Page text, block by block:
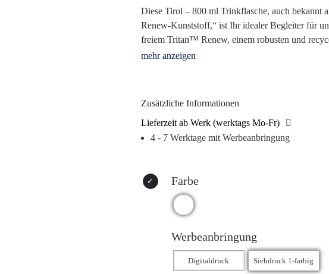
Diese Tirol – 800 ml Trinkflasche, auch bekannt
Renew-Kunststoff,“ ist Ihr idealer Begleiter für
freiem Tritan™ Renew, einem robusten und
widerstandsfähig gegen Gerüche, Flecken und
Zusätzliche Informationen
Lieferzeit ab Werk (werktags Mo-Fr)
4 - 7 Werktage mit Werbeanbringung
Farbe
Werbeanbringung